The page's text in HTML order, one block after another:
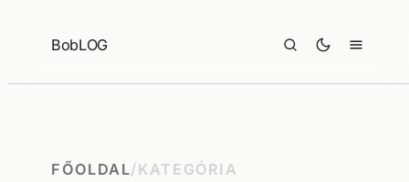
BobLOG
FŐOLDAL/KATEGÓRIA